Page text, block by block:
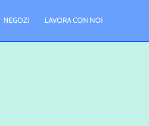
NEGOZI LAVORA CON NOI